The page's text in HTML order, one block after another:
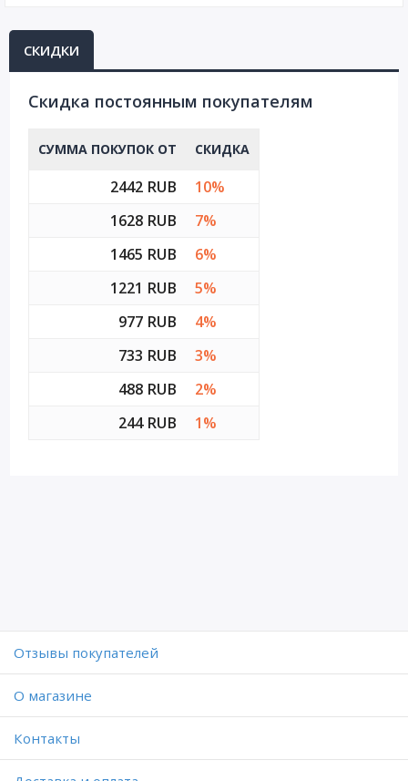
СКИДКИ
Cкидка постоянным покупателям
СУММА ПОКУПОК ОТ СКИДКА
2442 RUB
10%
1628 RUB
7%
1465 RUB
6%
1221 RUB
5%
977 RUB
4%
733 RUB
3%
488 RUB
2%
244 RUB
1%
Отзывы покупателей
O магазине
Контакты